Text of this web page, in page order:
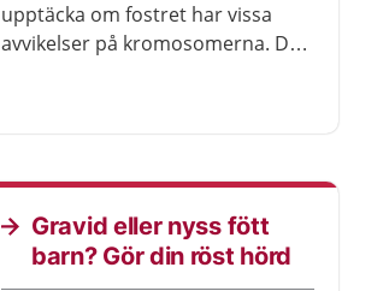
upptäcka om fostret har vissa
avvikelser på kromosomerna. Det
nålen sugs lite vävnad upp från
moderkakan. Det är inte helt
riskfritt, färre än en på tvåhundra
provtagningar leder till missfall.
Gravid eller nyss fött
barn? Gör din röst hörd